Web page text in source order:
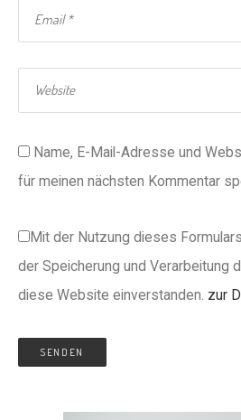
Name, E-Mail-Adresse und
für meinen nächsten Kommentar
Mit der Nutzung dieses
der Speicherung und Verarbeitung
diese Website einverstanden. zur